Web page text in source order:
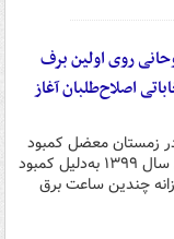
روی اولین برف
اصلاح‌طلبان آغاز
زمستان معضل کمبود
گاز به‌طور جدی وجود داشت تا حدی که در زمستان سال ۱۳۹۹ به‌دلیل کمبود
چندین ساعت برق